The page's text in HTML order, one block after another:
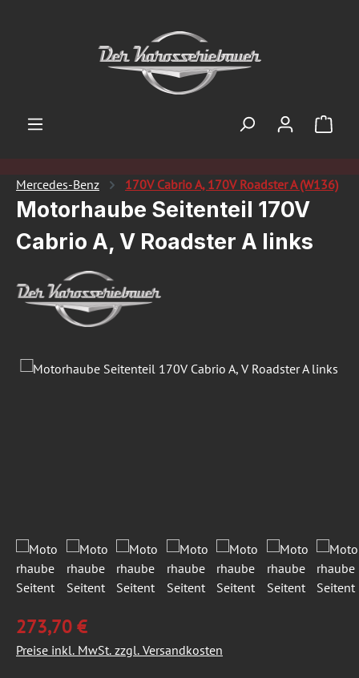
Mercedes-Benz 170V Cabrio A, 170V Roadster A (W136)
Motorhaube Seitenteil 170V
Cabrio A, V Roadster A links
Bildergalerie überspringen
273,70 €
Preise inkl. MwSt. zzgl. Versandkosten